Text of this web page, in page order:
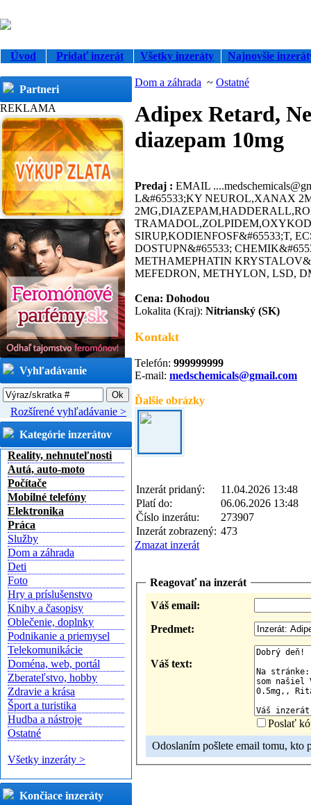
Úvod Pridať inzerát Všetky inzeráty Najnovšie
Partneri
REKLAMA
Vyhľadávanie
Rozšírené vyhľadávanie >
Kategórie inzerátov
Reality, nehnuteľnosti
Autá, auto-moto
Počítače
Mobilné telefóny
Elektronika
Práca
Služby
Dom a záhrada
Deti
Foto
Hry a príslušenstvo
Knihy a časopisy
Oblečenie, doplnky
Podnikanie a priemysel
Telekomunikácie
Doména, web, portál
Zberateľstvo, hobby
Zdravie a krása
Šport a turistika
Hudba a nástroje
Ostatné
Všetky inzeráty >
Končiace inzeráty
Dom a záhrada ~ Ostatné
Adipex Retard,
diazepam 10mg
Predaj : EMAIL
L&#65533;KY NEUROL,XANAX
SIRUP,KODIENFOSF&#65533;T,
DOSTUPN&#65533;
METHAMEPHATIN
MEFEDRON, METHYLON, LSD,
Cena: Dohodou
Lokalita (Kraj): Nitrianský (SK)
Kontakt
Telefón: 999999999
E-mail: medschemicals@gmail.com
Ďalšie obrázky
Inzerát pridaný:
11.04.2026 13:48
Platí do:
06.06.2026 13:48
Číslo inzerátu:
273907
Inzerát zobrazený: 473
Zmazat inzerát
Reagovať na inzerát
Váš email:
Predmet:
Váš text:
Poslať
Odoslaním pošlete email tomu, kto